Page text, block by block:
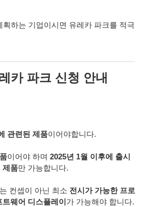
하는 기업이시면 유레카 파크를 적극
카 파크 신청 안내
관련된 제품이어야합니다.
이어야 하며 2025년 1월 이후에 출시
제품만 가능합니다.
컨셉이 아닌 최소 전시가 가능한 프로
트웨어 디스플레이 가 가능해야 합니다.